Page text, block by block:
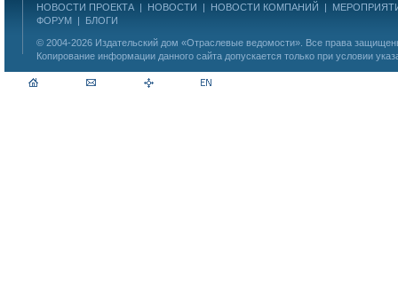
НОВОСТИ ПРОЕКТА | НОВОСТИ | НОВОСТИ КОМПАНИЙ |
ФОРУМ | БЛОГИ
© 2004-2026 Издательский дом «Отраслевые ведомости» . Все права
Копирование информации данного сайта допускается только при условии